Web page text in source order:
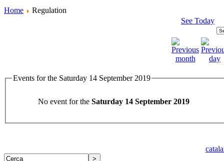
Home
Regulation
See Today
Events for the Saturday 14 September 2019
No event for the Saturday 14 September 2019